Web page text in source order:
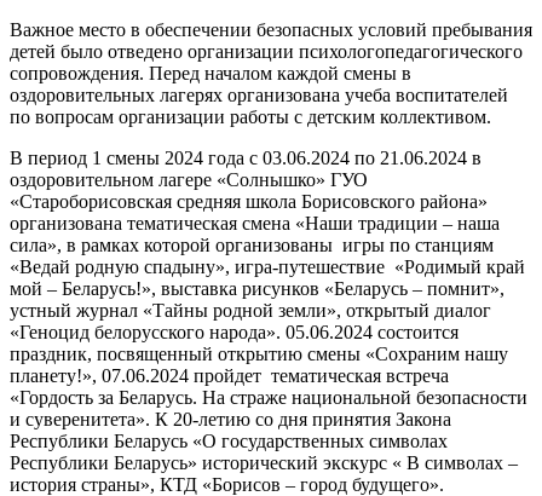
Важное место в обеспечении безопасных условий пребывания
детей было отведено организации психолого­педагогического
сопровождения. Перед началом каждой смены в
оздоровительных лагерях организована учеба воспитателей
по вопросам организации работы с детским коллективом.
В период 1 смены 2024 года с 03.06.2024 по 21.06.2024 в
оздоровительном лагере «Солнышко» ГУО
«Староборисовская средняя школа Борисовского района»
организована тематическая смена «Наши традиции – наша
сила», в рамках которой организованы игры по станциям
«Ведай родную спадыну», игра-путешествие «Родимый край
мой – Беларусь!», выставка рисунков «Беларусь – помнит»,
устный журнал «Тайны родной земли», открытый диалог
«Геноцид белорусского народа». 05.06.2024 состоится
праздник, посвященный открытию смены «Сохраним нашу
планету!», 07.06.2024 пройдет тематическая встреча
«Гордость за Беларусь. На страже национальной безопасности
и суверенитета». К 20-летию со дня принятия Закона
Республики Беларусь «О государственных символах
Республики Беларусь» исторический экскурс « В символах –
история страны», КТД «Борисов – город будущего».